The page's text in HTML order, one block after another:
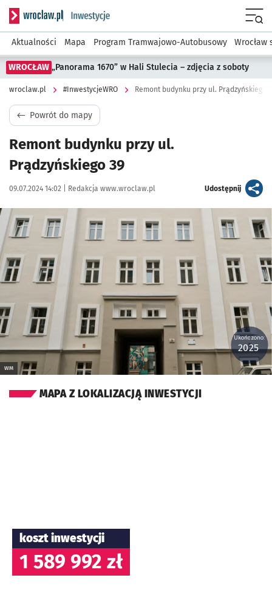
Serwis informacyjny wroclaw.pl podserwis:
Aktualności Mapa Program Tramwajowo-Autobusowy Wrocław
WROCŁAW „Panorama 1670” w Hali Stulecia – zdjęcia z soboty
wroclaw.pl #InwestycjeWRO Remont budynku przy ul. Prądzyńskiego
Powrót do mapy
Remont budynku przy ul.
Prądzyńskiego 39
Data publikacji:
09.07.2024 14:02 | Autor:
Redakcja www.wroclaw.pl Udostępnijartykuł
Kliknij, aby powiększyć
WM
Ukończono:
2025
MAPA Z LOKALIZACJĄ INWESTYCJI
koszt inwestycji
1 589 992 zł